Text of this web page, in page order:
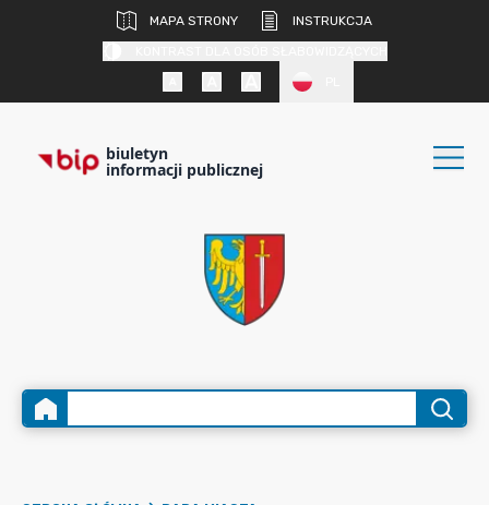
MAPA STRONY
INSTRUKCJA
biuletyn
informacji publicznej